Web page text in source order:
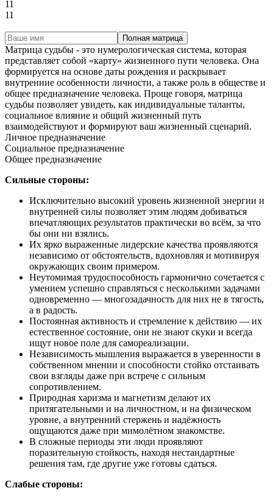
11
11
Полная матрица
Матрица судьбы - это нумерологическая система, которая
представляет собой «карту» жизненного пути человека. Она
формируется на основе даты рождения и раскрывает
внутренние особенности личности, а также роль в обществе и
общее предназначение человека. Проще говоря, матрица
судьбы позволяет увидеть, как индивидуальные таланты,
социальное влияние и общий жизненный путь
взаимодействуют и формируют ваш жизненный сценарий.
Личное предназначение
Социальное предназначение
Общее предназначение
Сильные стороны:
Исключительно высокий уровень жизненной энергии и
внутренней силы позволяет этим людям добиваться
впечатляющих результатов практически во всём, за что
бы они ни взялись.
Их ярко выраженные лидерские качества проявляются
независимо от обстоятельств, вдохновляя и мотивируя
окружающих своим примером.
Неутомимая трудоспособность гармонично сочетается с
умением успешно справляться с несколькими задачами
одновременно — многозадачность для них не в тягость,
а в радость.
Постоянная активность и стремление к действию — их
естественное состояние, они не знают скуки и всегда
ищут новое поле для самореализации.
Независимость мышления выражается в уверенности в
собственном мнении и способности стойко отстаивать
свои взгляды даже при встрече с сильным
сопротивлением.
Природная харизма и магнетизм делают их
притягательными и на личностном, и на физическом
уровне, а внутренний стержень и надёжность
ощущаются даже при мимолётном знакомстве.
В сложные периоды эти люди проявляют
поразительную стойкость, находя нестандартные
решения там, где другие уже готовы сдаться.
Слабые стороны: